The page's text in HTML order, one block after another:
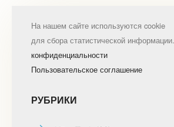
На нашем сайте используются cookie
для сбора статистической информации.
конфиденциальности
Пользовательское соглашение
РУБРИКИ